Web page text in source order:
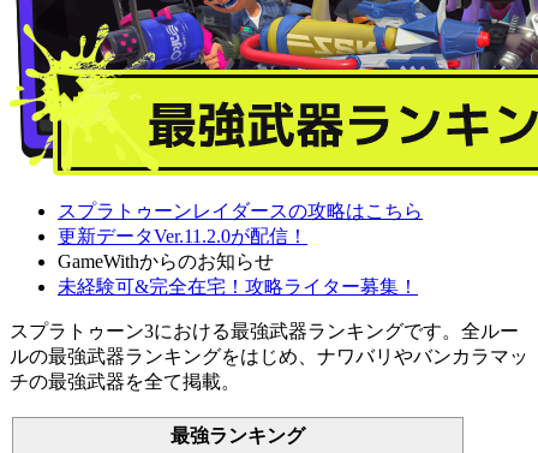
スプラトゥーンレイダースの攻略はこちら
更新データVer.11.2.0が配信！
GameWithからのお知らせ
未経験可&完全在宅！攻略ライター募集！
スプラトゥーン3における最強武器ランキングです。全ルー
ルの最強武器ランキングをはじめ、ナワバリやバンカラマッ
チの最強武器を全て掲載。
最強ランキング